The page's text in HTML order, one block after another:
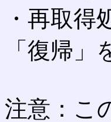
・再取
「復帰
注意：こ